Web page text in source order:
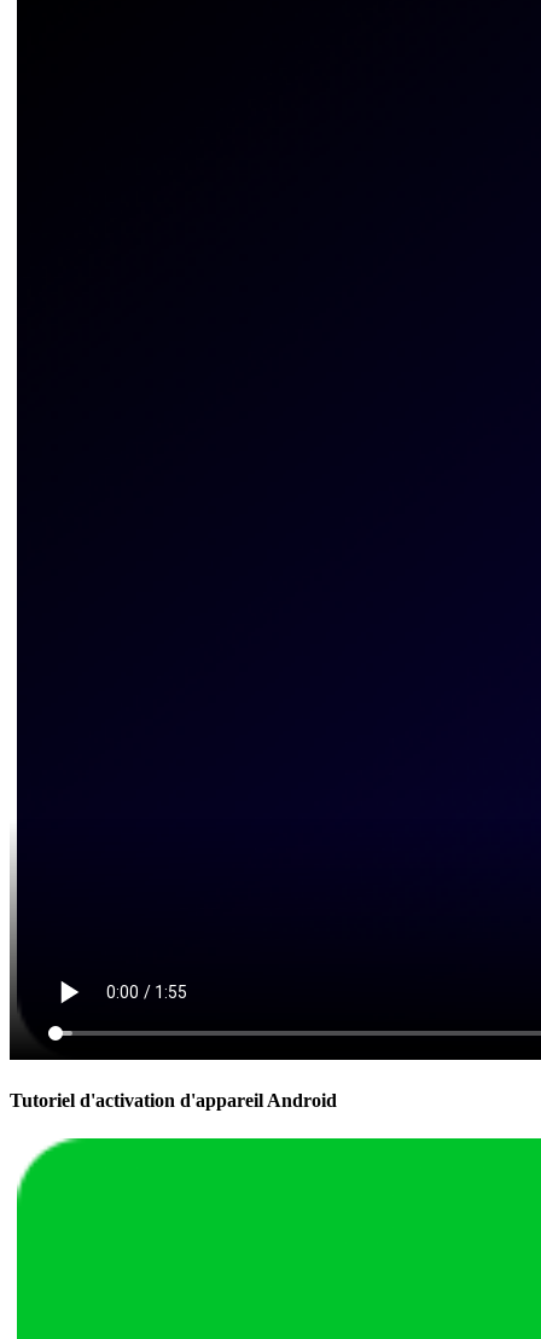
Tutoriel d'activation d'appareil Android